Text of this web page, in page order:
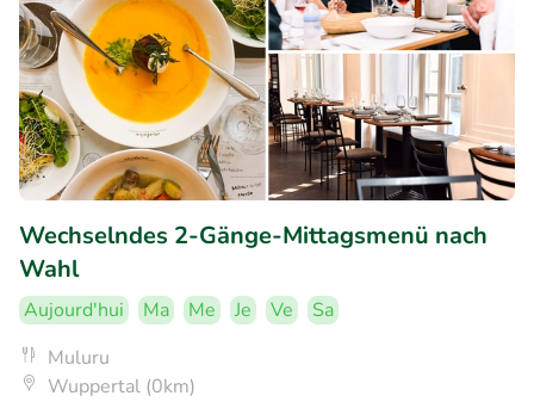
Wechselndes 2-Gänge-Mittagsmenü nach
Wahl
Aujourd'hui Ma Me Je Ve
Sa
Muluru
Wuppertal (0km)